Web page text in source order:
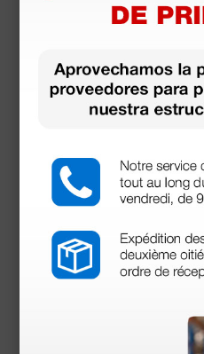
452,00 €
Productos similares